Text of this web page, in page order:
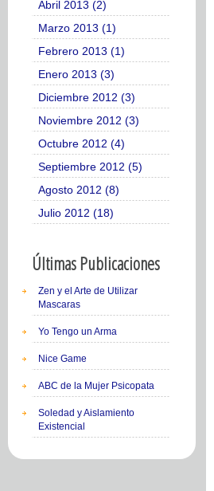
Abril 2013 (2)
Marzo 2013 (1)
Febrero 2013 (1)
Enero 2013 (3)
Diciembre 2012 (3)
Noviembre 2012 (3)
Octubre 2012 (4)
Septiembre 2012 (5)
Agosto 2012 (8)
Julio 2012 (18)
Últimas Publicaciones
Zen y el Arte de Utilizar
Mascaras
Yo Tengo un Arma
Nice Game
ABC de la Mujer Psicopata
Soledad y Aislamiento
Existencial